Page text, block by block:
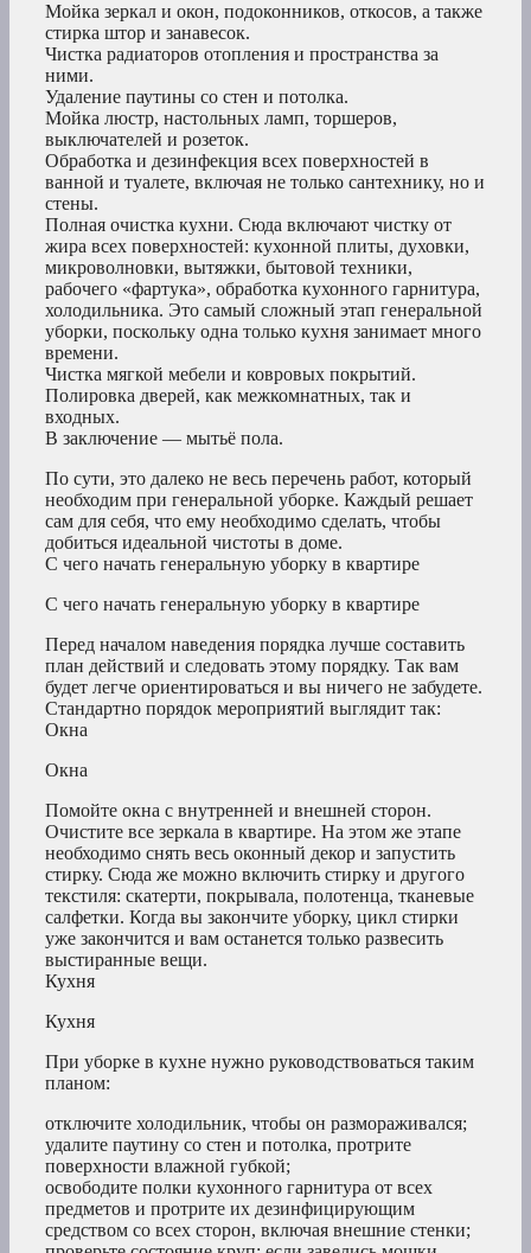
Мойка зеркал и окон, подоконников, откосов, а также
стирка штор и занавесок.
Чистка радиаторов отопления и пространства за
ними.
Удаление паутины со стен и потолка.
Мойка люстр, настольных ламп, торшеров,
выключателей и розеток.
Обработка и дезинфекция всех поверхностей в
ванной и туалете, включая не только сантехнику, но и
стены.
Полная очистка кухни. Сюда включают чистку от
жира всех поверхностей: кухонной плиты, духовки,
микроволновки, вытяжки, бытовой техники,
рабочего «фартука», обработка кухонного гарнитура,
холодильника. Это самый сложный этап генеральной
уборки, поскольку одна только кухня занимает много
времени.
Чистка мягкой мебели и ковровых покрытий.
Полировка дверей, как межкомнатных, так и
входных.
В заключение — мытьё пола.
По сути, это далеко не весь перечень работ, который
необходим при генеральной уборке. Каждый решает
сам для себя, что ему необходимо сделать, чтобы
добиться идеальной чистоты в доме.
С чего начать генеральную уборку в квартире
С чего начать генеральную уборку в квартире
Перед началом наведения порядка лучше составить
план действий и следовать этому порядку. Так вам
будет легче ориентироваться и вы ничего не забудете.
Стандартно порядок мероприятий выглядит так:
Окна
Окна
Помойте окна с внутренней и внешней сторон.
Очистите все зеркала в квартире. На этом же этапе
необходимо снять весь оконный декор и запустить
стирку. Сюда же можно включить стирку и другого
текстиля: скатерти, покрывала, полотенца, тканевые
салфетки. Когда вы закончите уборку, цикл стирки
уже закончится и вам останется только развесить
выстиранные вещи.
Кухня
Кухня
При уборке в кухне нужно руководствоваться таким
планом:
отключите холодильник, чтобы он размораживался;
удалите паутину со стен и потолка, протрите
поверхности влажной губкой;
освободите полки кухонного гарнитура от всех
предметов и протрите их дезинфицирующим
средством со всех сторон, включая внешние стенки;